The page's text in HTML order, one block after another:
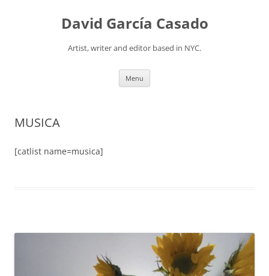
David García Casado
Artist, writer and editor based in NYC.
Menu
MUSICA
[catlist name=musica]